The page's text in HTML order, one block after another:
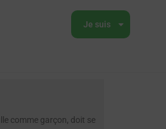
Je suis
comme garçon, doit se